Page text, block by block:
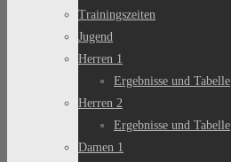
Trainingszeiten
Jugend
Herren 1
Ergebnisse und Tabelle
Herren 2
Ergebnisse und Tabelle
Damen 1